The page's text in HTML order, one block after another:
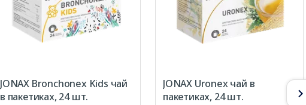
JONAX Bronchonex Kids чай
в пакетиках, 24 шт.
JONAX Uronex чай в
пакетиках, 24 шт.